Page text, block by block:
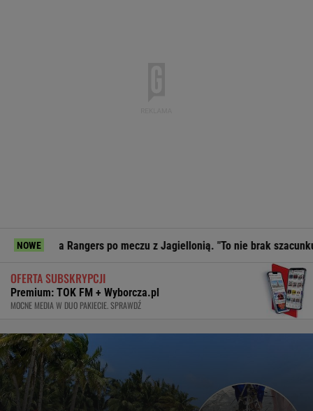
NOWEpo meczu z Jagiellonią. "To nie brak szacunku"
OFERTA SUBSKRYPCJI
Premium: TOK FM + Wyborcza.pl
MOCNE MEDIA W DUO PAKIECIE. SPRAWDŹ